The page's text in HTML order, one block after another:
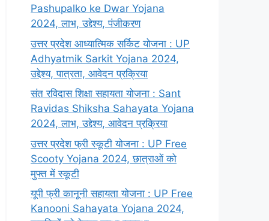
Pashupalko ke Dwar Yojana
2024, लाभ, उद्देश्य, पंजीकरण
उत्तर प्रदेश आध्यात्मिक सर्किट योजना : UP
Adhyatmik Sarkit Yojana 2024,
उद्देश्य, पात्रता, आवेदन प्रक्रिया
संत रविदास शिक्षा सहायता योजना : Sant
Ravidas Shiksha Sahayata Yojana
2024, लाभ, उद्देश्य, आवेदन प्रक्रिया
उत्तर प्रदेश फ्री स्कूटी योजना : UP Free
Scooty Yojana 2024, छात्राओं को
मुफ्त में स्कूटी
यूपी फ्री कानूनी सहायता योजना : UP Free
Kanooni Sahayata Yojana 2024,